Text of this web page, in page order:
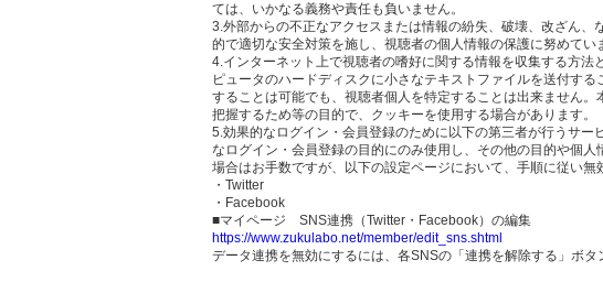
ては、いかなる義務や責任も負いません。
3.外部からの不正なアクセスまたは情報の紛失、破壊、改ざん
的で適切な安全対策を施し、視聴者の個人情報の保護に努めてい
4.インターネット上で視聴者の嗜好に関する情報を収集する方
ピュータのハードディスクに小さなテキストファイルを送付す
することは可能でも、視聴者個人を特定することは出来ません
把握するため等の目的で、クッキーを使用する場合があります。
5.効果的なログイン・会員登録のために以下の第三者が行うサ
なログイン・会員登録の目的にのみ使用し、その他の目的や個
場合はお手数ですが、以下の設定ページにおいて、手順に従い無
・Twitter
・Facebook
■マイページ SNS連携（Twitter・Facebook）の編集
https://www.zukulabo.net/member/edit_sns.shtml
データ連携を無効にするには、各SNSの「連携を解除する」ボタ